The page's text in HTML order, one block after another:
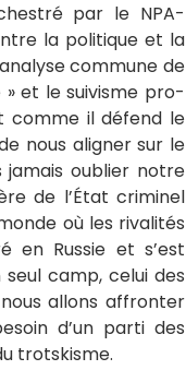
par le NPA-
la politique et la
commune de
et le suivisme pro-
comme il défend le
nous aligner sur le
jamais oublier notre
de l’État criminel
où les rivalités
en Russie et s’est
seul camp, celui des
allons affronter
d’un parti des
trotskisme.